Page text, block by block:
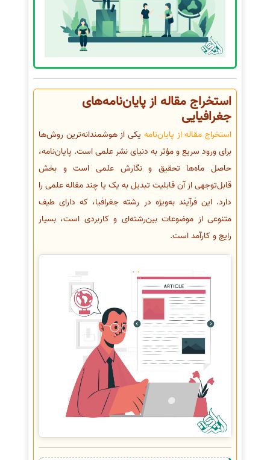
استخراج مقاله از پایان‌نامه‌های
جغرافیایی
استخراج مقاله از پایان‌نامه یکی از هوشمندانه‌ترین روش‌ها
برای ورود سریع و مؤثر به دنیای نشر علمی است. پایان‌نامه،
حاصل ماه‌ها تحقیق و نگارش علمی است و بخش
قابل‌توجهی از آن قابلیت تبدیل به یک یا چند مقاله علمی را
دارد. این فرآیند به‌ویژه در رشته جغرافیا، که دارای طیف
متنوعی از موضوعات بین‌رشته‌ای و کاربردی است، بسیار
رایج و کارآمد است.